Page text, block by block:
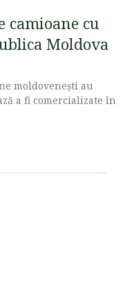
camioane cu
Moldova
moldovenești au
a fi comercializate în